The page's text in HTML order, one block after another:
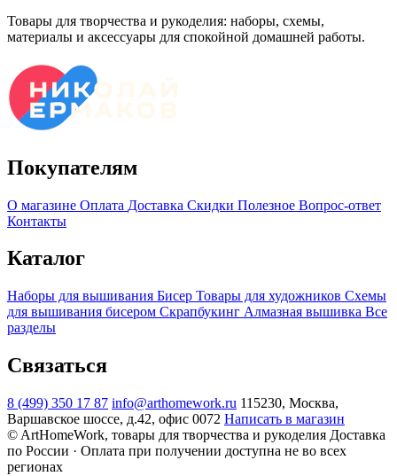
Товары для творчества и рукоделия: наборы, схемы,
материалы и аксессуары для спокойной домашней работы.
Покупателям
О магазине Оплата Доставка Скидки Полезное Вопрос-ответ
Контакты
Каталог
Наборы для вышивания Бисер Товары для художников Схемы
для вышивания бисером Скрапбукинг Алмазная вышивка Все
разделы
Связаться
8 (499) 350 17 87 info@arthomework.ru 115230, Москва,
Варшавское шоссе, д.42, офис 0072 Написать в магазин
© ArtHomeWork, товары для творчества и рукоделия Доставка
по России · Оплата при получении доступна не во всех
регионах